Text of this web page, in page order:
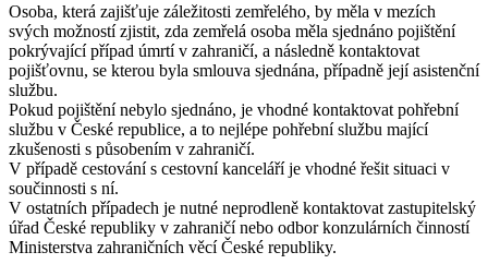
Osoba, která zajišťuje záležitosti zemřelého, by měla v mezích
svých možností zjistit, zda zemřelá osoba měla sjednáno pojištění
pokrývající případ úmrtí v zahraničí, a následně kontaktovat
pojišťovnu, se kterou byla smlouva sjednána, případně její asistenční
službu.
Pokud pojištění nebylo sjednáno, je vhodné kontaktovat pohřební
službu v České republice, a to nejlépe pohřební službu mající
zkušenosti s působením v zahraničí.
V případě cestování s cestovní kanceláří je vhodné řešit situaci v
součinnosti s ní.
V ostatních případech je nutné neprodleně kontaktovat zastupitelský
úřad České republiky v zahraničí nebo odbor konzulárních činností
Ministerstva zahraničních věcí České republiky.